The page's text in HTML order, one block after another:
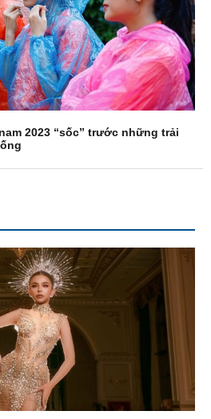
2023 “sốc” trước những trải